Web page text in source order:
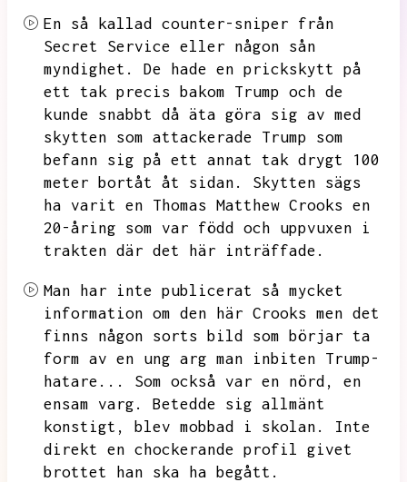
En så kallad counter-sniper från
Secret Service eller någon sån
myndighet.
De hade en prickskytt på
ett tak precis bakom Trump och de
kunde snabbt då äta göra sig av med
skytten som attackerade Trump som
befann sig på ett annat tak drygt 100
meter bortåt åt sidan.
Skytten sägs
ha varit en Thomas Matthew Crooks en
20-åring som var född och uppvuxen i
trakten där det här inträffade.
Man har inte publicerat så mycket
information om den här Crooks men det
finns någon sorts bild som börjar ta
form av en ung arg man inbiten Trump-
hatare...
Som också var en nörd,
en
ensam varg.
Betedde sig allmänt
konstigt,
blev mobbad i skolan.
Inte
direkt en chockerande profil givet
brottet han ska ha begått.